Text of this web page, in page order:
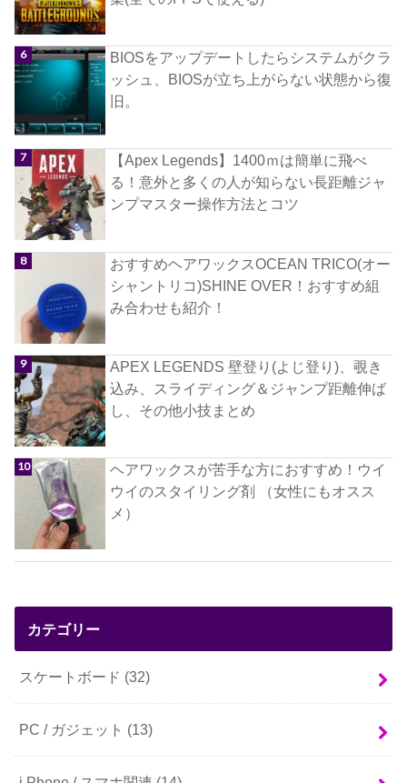
BIOSをアップデートしたらシステムがクラ
ッシュ、BIOSが立ち上がらない状態から復
旧。
【Apex Legends】1400ｍは簡単に飛べ
る！意外と多くの人が知らない長距離ジャ
ンプマスター操作方法とコツ
おすすめヘアワックスOCEAN TRICO(オー
シャントリコ)SHINE OVER！おすすめ組
み合わせも紹介！
APEX LEGENDS 壁登り(よじ登り)、覗き
込み、スライディング＆ジャンプ距離伸ば
し、その他小技まとめ
ヘアワックスが苦手な方におすすめ！ウイ
ウイのスタイリング剤 （女性にもオスス
メ）
カテゴリー
スケートボード (32)
PC / ガジェット (13)